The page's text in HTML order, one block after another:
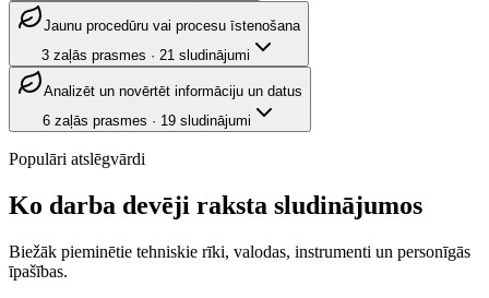
Jaunu procedūru vai procesu īstenošana
3 zaļās prasmes · 21 sludinājumi
Analizēt un novērtēt informāciju un datus
6 zaļās prasmes · 19 sludinājumi
Populāri atslēgvārdi
Ko darba devēji raksta sludinājumos
Biežāk pieminētie tehniskie rīki, valodas, instrumenti un personīgās
īpašības.